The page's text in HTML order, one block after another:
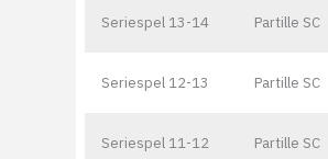
Seriespel 13-14 Partille SC
Seriespel 12-13 Partille SC
Seriespel 11-12 Partille SC